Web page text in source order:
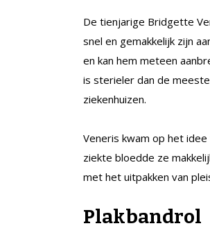
De tienjarige Bridgette
snel en gemakkelijk zijn
en kan hem meteen
is sterieler dan de
ziekenhuizen.
Veneris kwam op het
ziekte bloedde ze
met het uitpakken van
Plakbandrol